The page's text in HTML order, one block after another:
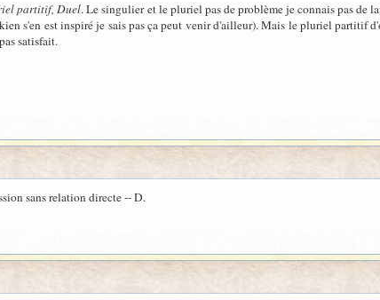
partitif, Duel. Le singulier et le pluriel pas de problème je connais pas de
s'en est inspiré je sais pas ça peut venir d'ailleur). Mais le pluriel partitif
satisfait.
sans relation directe -- D.